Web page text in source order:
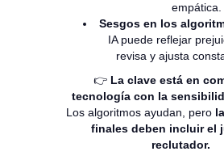
empática.
Sesgos en los
IA puede reflejar
revisa y ajusta
👉 La clave está en
tecnología con la
Los algoritmos ayudan, pero
finales deben incluir el
reclutador.